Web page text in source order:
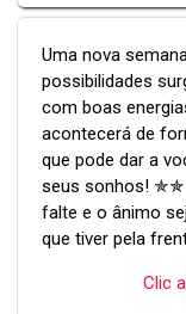
Uma nova
possibilidades
com boas
acontecerá de
que pode dar a
seus sonhos! ✯✯
falte e o ânimo
que tiver pela
Clic